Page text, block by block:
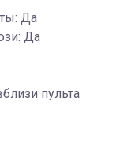
Да
Да
пульта